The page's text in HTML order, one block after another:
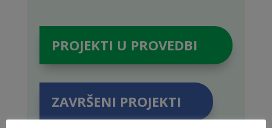
PROJEKTI U PROVEDBI
ZAVRŠENI PROJEKTI